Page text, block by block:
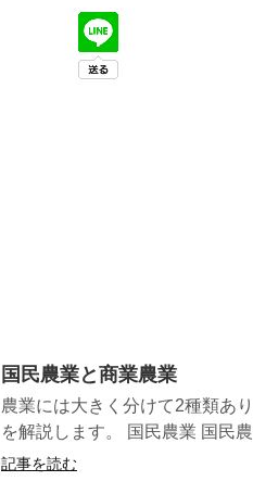
国民農業と商業農業
農業には大きく分けて2種類あ
を解説します。 国民農業 国民
記事を読む